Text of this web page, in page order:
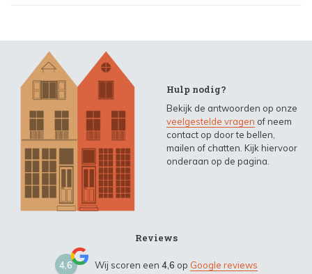
Hulp nodig?
Bekijk de antwoorden op onze
veelgestelde vragen of neem
contact op door te bellen,
mailen of chatten. Kijk hiervoor
onderaan op de pagina.
Reviews
4,6 Wij scoren een 4,6 op Google reviews